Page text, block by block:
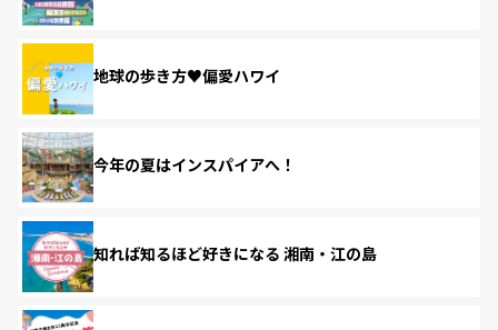
地球の歩き方♥偏愛ハワイ
今年の夏はインスパイアへ！
知れば知るほど好きになる 湘南・江の島